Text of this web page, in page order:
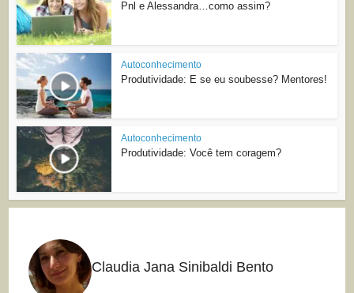
Pnl e Alessandra…como assim?
Autoconhecimento
Produtividade: E se eu soubesse? Mentores!
Autoconhecimento
Produtividade: Você tem coragem?
Claudia Jana Sinibaldi Bento